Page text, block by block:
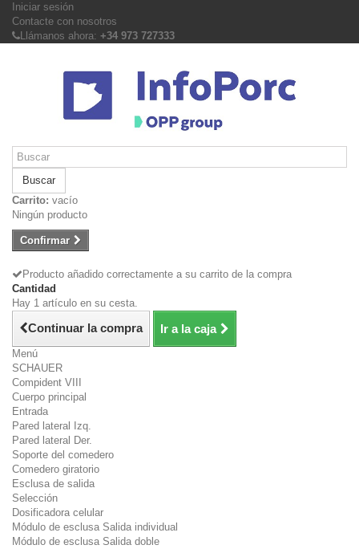
Iniciar sesión
Contacte con nosotros
Llámanos ahora: +34 973 727333
Buscar
Carrito: vacío
Ningún producto
Confirmar
Producto añadido correctamente a su carrito de la compra
Cantidad
Hay 1 artículo en su cesta.
Continuar la compra Ir a la caja
Menú
SCHAUER
Compident VIII
Cuerpo principal
Entrada
Pared lateral Izq.
Pared lateral Der.
Soporte del comedero
Comedero giratorio
Esclusa de salida
Selección
Dosificadora celular
Módulo de esclusa Salida individual
Módulo de esclusa Salida doble